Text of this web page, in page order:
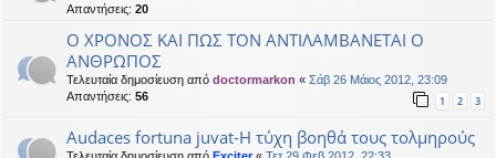
Απαντήσεις: 20
Ο ΧΡΟΝΟΣ ΚΑΙ ΠΩΣ ΤΟΝ ΑΝΤΙΛΑΜΒΑΝΕΤΑΙ Ο
ΑΝΘΡΩΠΟΣ
Τελευταία δημοσίευση από doctormarkon « Σάβ 26 Μάιος 2012, 23:09
Απαντήσεις: 56 1 2 3
Audaces fortuna juvat-Η τύχη βοηθά τους τολμηρούς